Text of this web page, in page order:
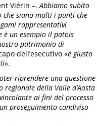
Viérin –.Abbiamo subito
siano molti i punti che
rappresentativi
è un esempio il patois
patrimonio di
dell’esecutivo «è giusto
».
riprendere una questione
della Valle d’Aosta
ai fini del processo
proseguimento condiviso